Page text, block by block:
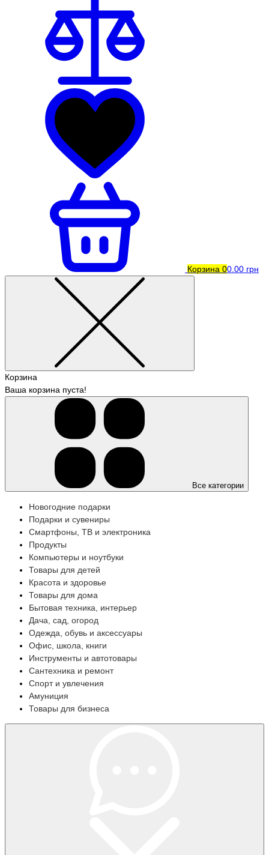
Корзина 00.00 грн
Корзина
Ваша корзина пуста!
Все категории
Новогодние подарки
Подарки и сувениры
Смартфоны, ТВ и электроника
Продукты
Компьютеры и ноутбуки
Товары для детей
Красота и здоровье
Товары для дома
Бытовая техника, интерьер
Дача, сад, огород
Одежда, обувь и аксессуары
Офис, школа, книги
Инструменты и автотовары
Сантехника и ремонт
Спорт и увлечения
Амуниция
Товары для бизнеса